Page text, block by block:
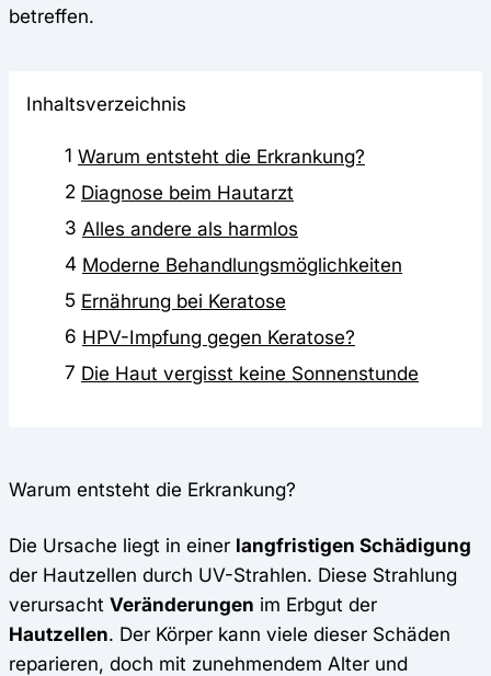
betreffen.
Inhaltsverzeichnis
1 Warum entsteht die Erkrankung?
2 Diagnose beim Hautarzt
3 Alles andere als harmlos
4 Moderne Behandlungsmöglichkeiten
5 Ernährung bei Keratose
6 HPV-Impfung gegen Keratose?
7 Die Haut vergisst keine Sonnenstunde
Warum entsteht die Erkrankung?
Die Ursache liegt in einer langfristigen Schädigung
der Hautzellen durch UV-Strahlen. Diese Strahlung
verursacht Veränderungen im Erbgut der
Hautzellen. Der Körper kann viele dieser Schäden
reparieren, doch mit zunehmendem Alter und